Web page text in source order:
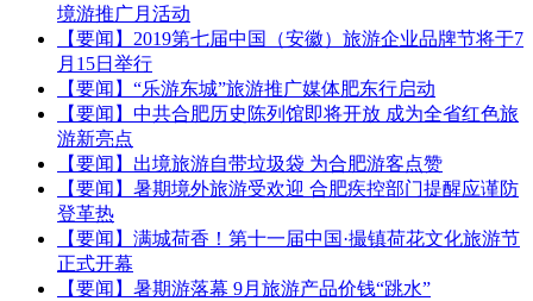
境游推广月活动
【要闻】2019第七届中国（安徽）旅游企业品牌节将于7
月15日举行
【要闻】“乐游东城”旅游推广媒体肥东行启动
【要闻】中共合肥历史陈列馆即将开放 成为全省红色旅
游新亮点
【要闻】出境旅游自带垃圾袋 为合肥游客点赞
【要闻】暑期境外旅游受欢迎 合肥疾控部门提醒应谨防
登革热
【要闻】满城荷香！第十一届中国·撮镇荷花文化旅游节
正式开幕
【要闻】暑期游落幕 9月旅游产品价钱“跳水”